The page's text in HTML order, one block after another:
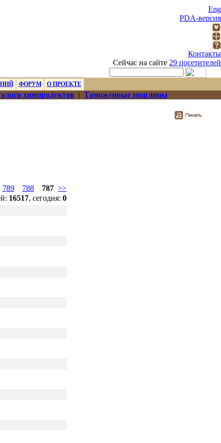
Eng
PDA-версия
Контакты
Сейчас на сайте 29 посетителей
ФОРУМ О ПРОЕКТЕ
химпродуктов | Таможенные пошлины
789 788 787 >>
16517, сегодня: 0